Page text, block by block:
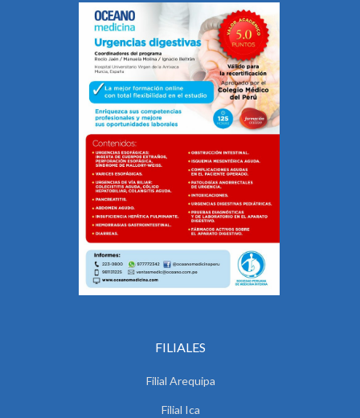
FILIALES
Filial Arequipa
Filial Ica